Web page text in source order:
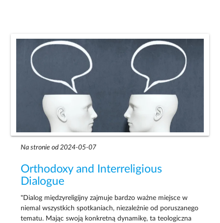
Na stronie od 2024-05-07
Orthodoxy and Interreligious
Dialogue
"Dialog międzyreligijny zajmuje bardzo ważne miejsce w
niemal wszystkich spotkaniach, niezależnie od poruszanego
tematu. Mając swoją konkretną dynamikę, ta teologiczna